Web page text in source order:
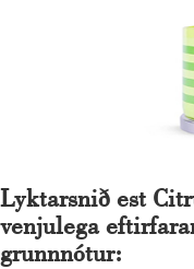
Lyktarsnið est
venjulega
grunnnótur: